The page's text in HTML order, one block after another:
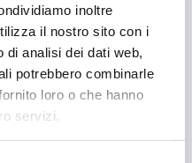
inoltre
il nostro sito con i
analisi dei dati web,
potrebbero combinarle
loro o che hanno
servizi.